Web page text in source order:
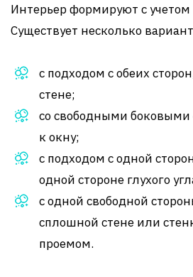
Интерьер формируют с
Существует несколько
с подходом с обеих
стене;
со свободными боковыми
к окну;
с подходом с одной
одной стороне глухого
с одной свободной
сплошной стене или
проемом.